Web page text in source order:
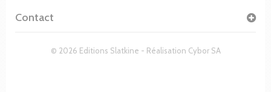
© 2026 Editions Slatkine - Réalisation Cybor SA
Contact